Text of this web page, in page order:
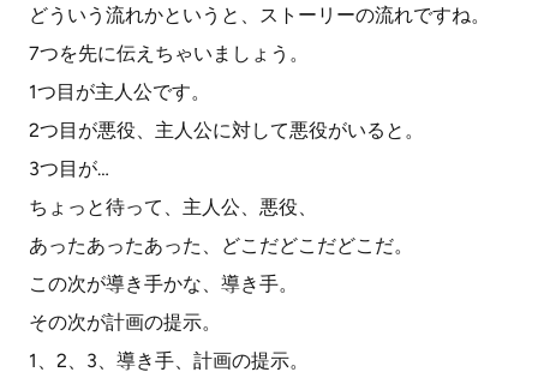
どういう流れかというと、ストーリーの流れですね。
7つを先に伝えちゃいましょう。
1つ目が主人公です。
2つ目が悪役、主人公に対して悪役がいると。
3つ目が…
ちょっと待って、主人公、悪役、
あったあったあった、どこだどこだどこだ。
この次が導き手かな、導き手。
その次が計画の提示。
1、2、3、導き手、計画の提示。